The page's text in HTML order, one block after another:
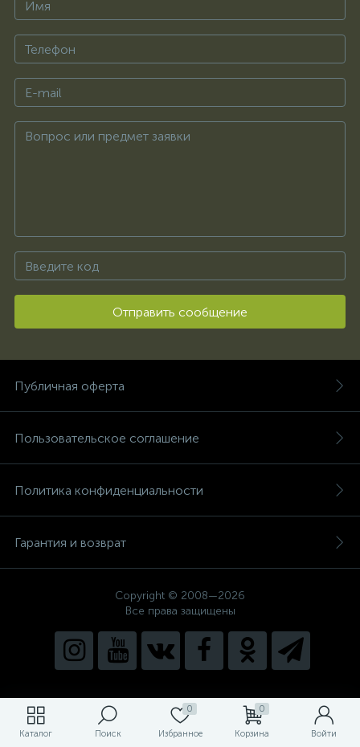
Каталог Поиск
0
Избранное
0
Корзина Войти
Отправить сообщение
Публичная оферта
Пользовательское соглашение
Политика конфиденциальности
Гарантия и возврат
Copyright © 2008—2026
Все права защищены